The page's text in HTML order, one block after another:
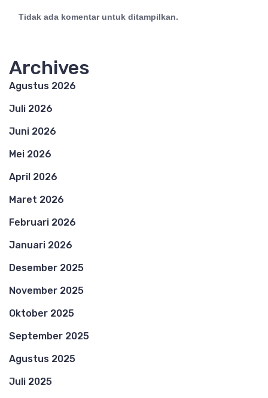
Tidak ada komentar untuk ditampilkan.
Archives
Agustus 2026
Juli 2026
Juni 2026
Mei 2026
April 2026
Maret 2026
Februari 2026
Januari 2026
Desember 2025
November 2025
Oktober 2025
September 2025
Agustus 2025
Juli 2025